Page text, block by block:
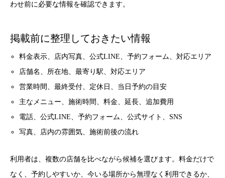
わせ前に必要な情報を確認できます。
掲載前に整理しておきたい情報
料金表示、店内写真、公式LINE、予約フォーム、対応エリア
店舗名、所在地、最寄り駅、対応エリア
営業時間、最終受付、定休日、当日予約の目安
主なメニュー、施術時間、料金、延長、追加費用
電話、公式LINE、予約フォーム、公式サイト、SNS
写真、店内の雰囲気、施術前後の流れ
利用者は、複数の店舗を比べながら候補を選びます。料金だけで
なく、予約しやすいか、今いる場所から無理なく利用できるか、